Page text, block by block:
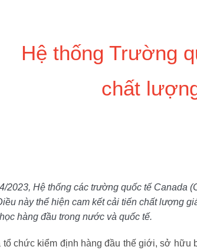
Hệ thống Trường
chất
2023, Hệ thống các trường quốc tế Canada
này thể hiện cam kết cải tiến chất lượng
hàng đầu trong nước và quốc tế.
tổ chức kiểm định hàng đầu thế giới, sở hữu